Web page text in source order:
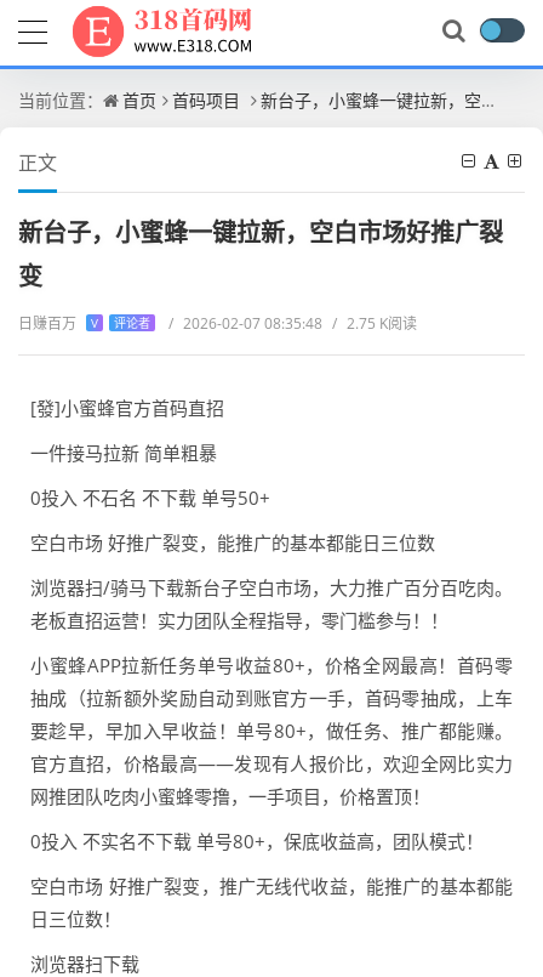
当前位置： 首页 首码项目 新台子，小蜜蜂一键拉新，空白市场好推广裂变
正文
新台子，小蜜蜂一键拉新，空白市场好推广裂
变
日赚百万 V 评论者 / 2026-02-07 08:35:48 / 2.75 K阅读
[發]小蜜蜂官方首码直招
一件接马拉新 简单粗暴
0投入 不石名 不下载 单号50+
空白市场 好推广裂变，能推广的基本都能日三位数
浏览器扫/骑马下载新台子空白市场，大力推广百分百吃肉。
老板直招运营！实力团队全程指导，零门槛参与！！
小蜜蜂APP拉新任务单号收益80+，价格全网最高！首码零
抽成（拉新额外奖励自动到账官方一手，首码零抽成，上车
要趁早，早加入早收益！单号80+，做任务、推广都能赚。
官方直招，价格最高——发现有人报价比，欢迎全网比实力
网推团队吃肉小蜜蜂零撸，一手项目，价格置顶！
0️投入 不实名不下载 单号80+，保底收益高，团队模式！
空白市场 好推广裂变，推广无线代收益，能推广的基本都能
日三位数！
浏览器扫下载